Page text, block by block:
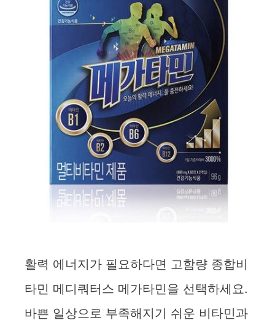
활력 에너지가 필요하다면 고함량 종합비
타민 메디쿼터스 메가타민을 선택하세요.
바쁜 일상으로 부족해지기 쉬운 비타민과